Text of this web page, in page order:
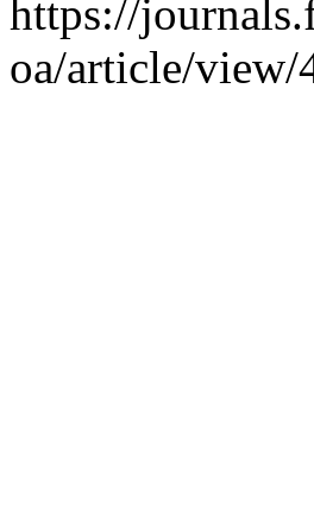
https://
oa/article/view/